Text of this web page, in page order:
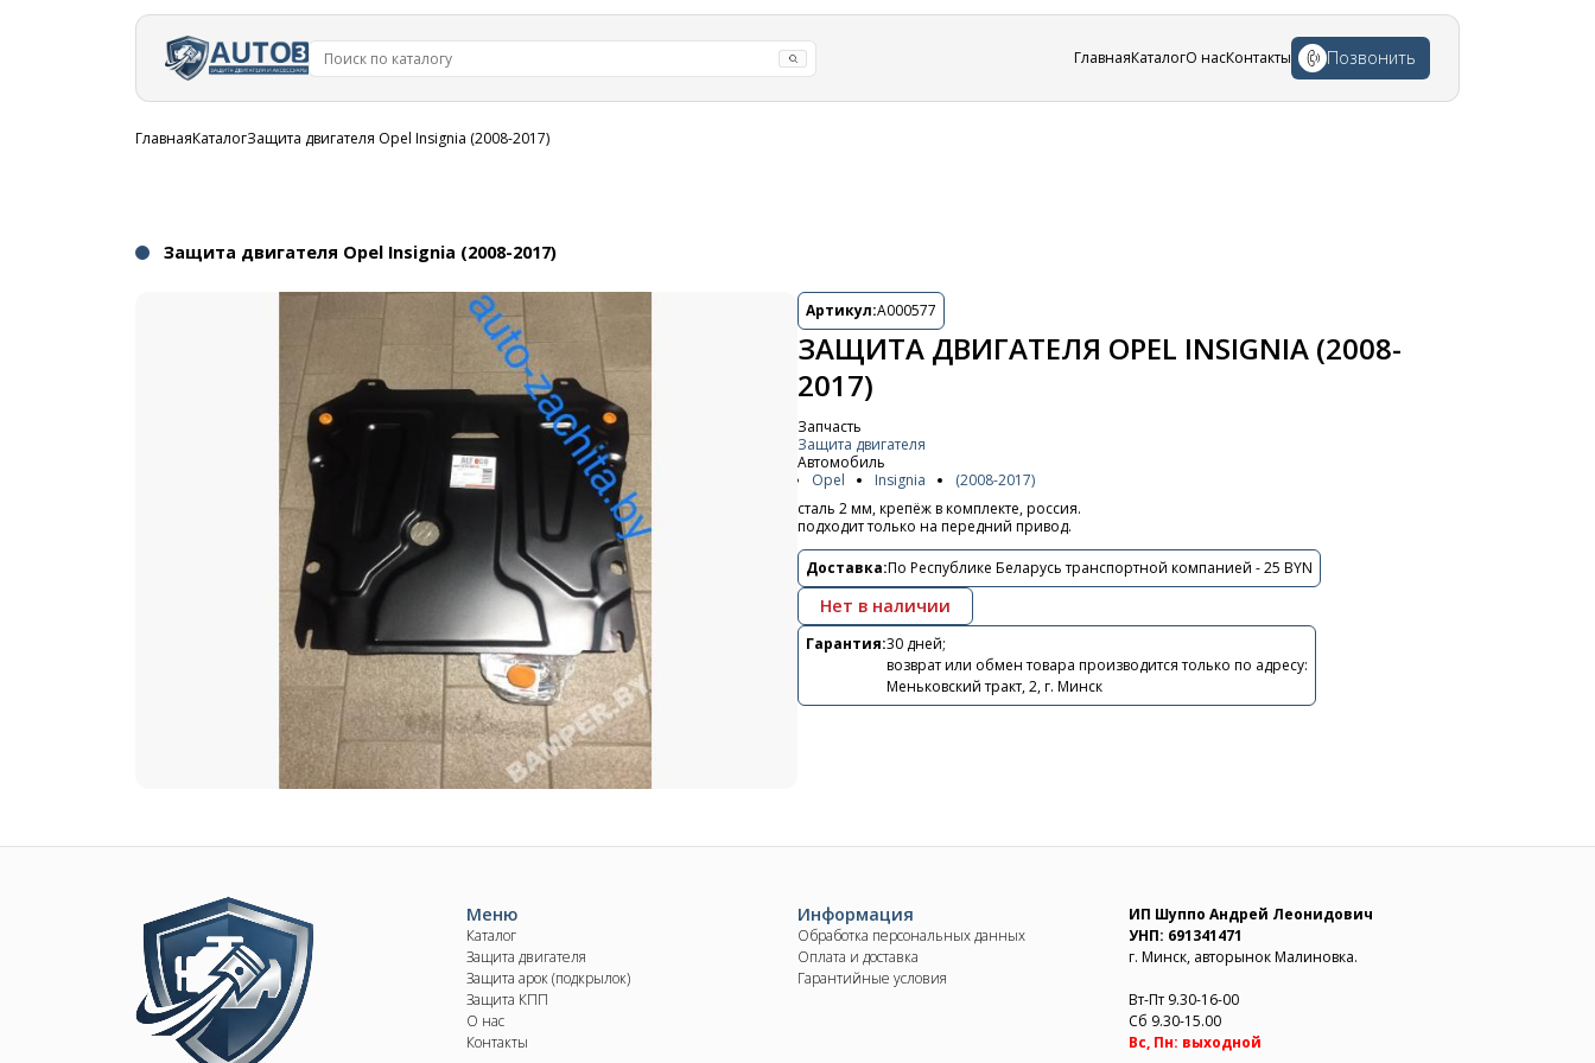
ГлавнаяКаталогО насКонтакты Позвонить
Строка
ГлавнаяКаталогЗащита двигателя Opel Insignia (2008-2017)
Защита двигателя Opel Insignia (2008-2017)
Артикул:A000577
ЗАЩИТА ДВИГАТЕЛЯ OPEL INSIGNIA (2008-
2017)
Запчасть
Защита двигателя
Автомобиль
Opel
Insignia
(2008-2017)
сталь 2 мм, крепёж в комплекте, россия.
подходит только на передний привод.
Доставка:По Республике Беларусь транспортной компанией - 25 BYN
Нет в наличии
Гарантия:30 дней;
возврат или обмен товара производится только по адресу:
Меньковский тракт, 2, г. Минск
Контакты
+375 29 870 15 80
Viber
shupik21@bk.ru
Image Меню
Каталог
Защита двигателя
Защита арок (подкрылок)
Защита КПП
О нас
Контакты
Информация
Обработка персональных данных
Оплата и доставка
Гарантийные условия
ИП Шуппо Андрей Леонидович
УНП: 691341471
г. Минск, авторынок Малиновка.
Вт-Пт 9.30-16-00
Сб 9.30-15.00
Вс, Пн: выходной